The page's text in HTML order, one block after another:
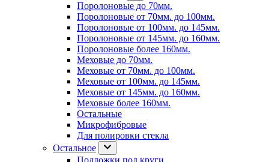
Поролоновые до 70мм.
Поролоновые от 70мм. до 100мм.
Поролоновые от 100мм. до 145мм.
Поролоновые от 145мм. до 160мм.
Поролоновые более 160мм.
Меховые до 70мм.
Меховые от 70мм. до 100мм.
Меховые от 100мм. до 145мм.
Меховые от 145мм. до 160мм.
Меховые более 160мм.
Остальные
Микрофибровые
Для полировки стекла
Остальное